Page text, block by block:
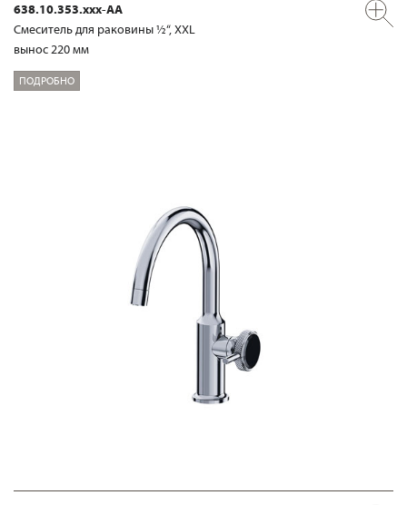
638.10.353.xxx-AA
Смеситель для раковины ½“, XXL
вынос 220 мм
ПОДРОБНО